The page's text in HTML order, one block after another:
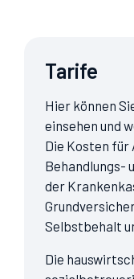
Tarife
Hier können
einsehen und
Die Kosten für
Behandlungs-
der
Selbstbehalt
Die